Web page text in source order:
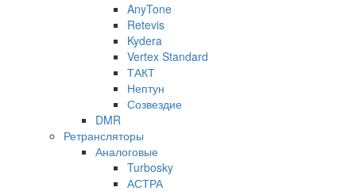
AnyTone
Retevis
Kydera
Vertex Standard
ТАКТ
Нептун
Созвездие
DMR
Ретрансляторы
Аналоговые
Turbosky
АСТРА